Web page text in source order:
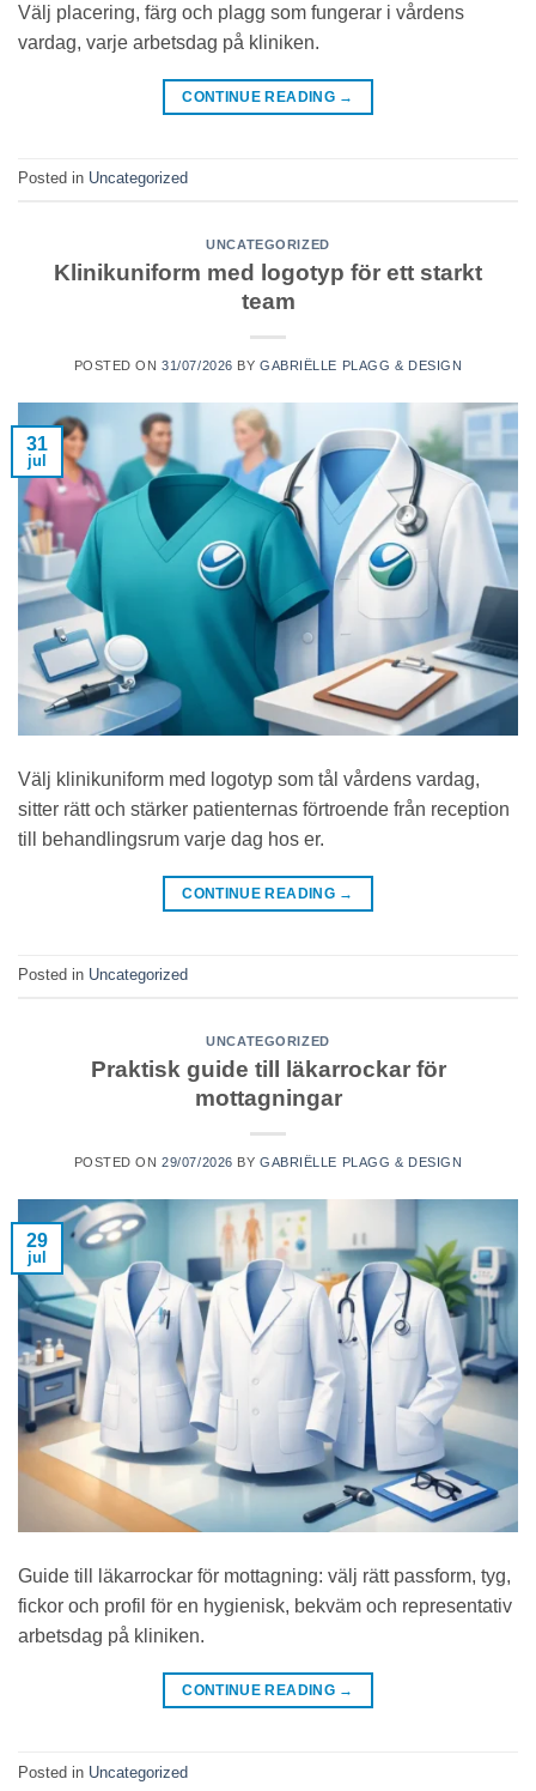
Välj placering, färg och plagg som fungerar i vårdens
vardag, varje arbetsdag på kliniken.
CONTINUE READING →
Posted in Uncategorized
UNCATEGORIZED
Klinikuniform med logotyp för ett starkt
team
POSTED ON31/07/2026 BY GABRIËLLE PLAGG & DESIGN
31
jul
Välj klinikuniform med logotyp som tål vårdens vardag,
sitter rätt och stärker patienternas förtroende från reception
till behandlingsrum varje dag hos er.
CONTINUE READING →
Posted in Uncategorized
UNCATEGORIZED
Praktisk guide till läkarrockar för
mottagningar
POSTED ON29/07/2026 BY GABRIËLLE PLAGG & DESIGN
29
jul
Guide till läkarrockar för mottagning: välj rätt passform, tyg,
fickor och profil för en hygienisk, bekväm och representativ
arbetsdag på kliniken.
CONTINUE READING →
Posted in Uncategorized